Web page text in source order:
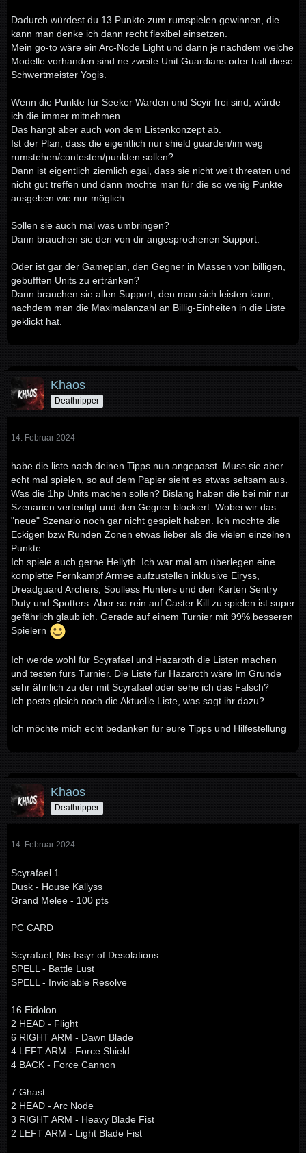
Dadurch würdest du 13 Punkte zum rumspielen gewinnen, die
kann man denke ich dann recht flexibel einsetzen.
Mein go-to wäre ein Arc-Node Light und dann je nachdem welche
Modelle vorhanden sind ne zweite Unit Guardians oder halt diese
Schwertmeister Yogis.
Wenn die Punkte für Seeker Warden und Scyir frei sind, würde
ich die immer mitnehmen.
Das hängt aber auch von dem Listenkonzept ab.
Ist der Plan, dass die eigentlich nur shield guarden/im weg
rumstehen/contesten/punkten sollen?
Dann ist eigentlich ziemlich egal, dass sie nicht weit threaten und
nicht gut treffen und dann möchte man für die so wenig Punkte
ausgeben wie nur möglich.
Sollen sie auch mal was umbringen?
Dann brauchen sie den von dir angesprochenen Support.
Oder ist gar der Gameplan, den Gegner in Massen von billigen,
gebufften Units zu ertränken?
Dann brauchen sie allen Support, den man sich leisten kann,
nachdem man die Maximalanzahl an Billig-Einheiten in die Liste
geklickt hat.
Khaos
Deathripper
14. Februar 2024
habe die liste nach deinen Tipps nun angepasst. Muss sie aber
echt mal spielen, so auf dem Papier sieht es etwas seltsam aus.
Was die 1hp Units machen sollen? Bislang haben die bei mir nur
Szenarien verteidigt und den Gegner blockiert. Wobei wir das
"neue" Szenario noch gar nicht gespielt haben. Ich mochte die
Eckigen bzw Runden Zonen etwas lieber als die vielen einzelnen
Punkte.
Ich spiele auch gerne Hellyth. Ich war mal am überlegen eine
komplette Fernkampf Armee aufzustellen inklusive Eiryss,
Dreadguard Archers, Soulless Hunters und den Karten Sentry
Duty und Spotters. Aber so rein auf Caster Kill zu spielen ist super
gefährlich glaub ich. Gerade auf einem Turnier mit 99% besseren
Spielern
Ich werde wohl für Scyrafael und Hazaroth die Listen machen
und testen fürs Turnier. Die Liste für Hazaroth wäre Im Grunde
sehr ähnlich zu der mit Scyrafael oder sehe ich das Falsch?
Ich poste gleich noch die Aktuelle Liste, was sagt ihr dazu?
Ich möchte mich echt bedanken für eure Tipps und Hilfestellung
Khaos
Deathripper
14. Februar 2024
Scyrafael 1
Dusk - House Kallyss
Grand Melee - 100 pts
PC CARD
Scyrafael, Nis-Issyr of Desolations
SPELL - Battle Lust
SPELL - Inviolable Resolve
16 Eidolon
2 HEAD - Flight
6 RIGHT ARM - Dawn Blade
4 LEFT ARM - Force Shield
4 BACK - Force Cannon
7 Ghast
2 HEAD - Arc Node
3 RIGHT ARM - Heavy Blade Fist
2 LEFT ARM - Light Blade Fist